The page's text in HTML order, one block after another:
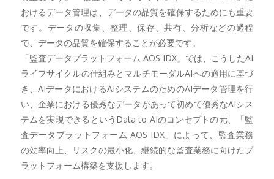
おけるデータ管理は、データの品質を確保するためにも重要
です。データの収集、整理、保存、共有、分析などの過程
で、データの品質を確保することが必要です。
「監査データプラットフォーム AOS IDX」では、こうしたAI
ライフサイクルの仕組みとマルチモーダルAIへの適用に基づ
き、AIデータにおけるAIシステムのためのAIデータ管理を行
い、企業における優秀なデータがあって初めて優秀なAIシス
テムを実現できるというData to AIのコンセプトの元、「監
査データプラットフォーム AOS IDX」によって、監査業務
の効率向上、リスクの最小化、継続的な監査業務に向けたプ
ラットフォーム構築を支援します。